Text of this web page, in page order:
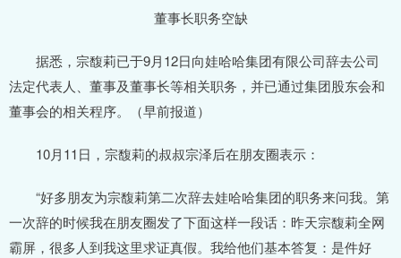
董事长职务空缺
据悉，宗馥莉已于9月12日向娃哈哈集团有限公司辞去公司
法定代表人、董事及董事长等相关职务，并已通过集团股东会和
董事会的相关程序。（早前报道）
10月11日，宗馥莉的叔叔宗泽后在朋友圈表示：
“好多朋友为宗馥莉第二次辞去娃哈哈集团的职务来问我。第
一次辞的时候我在朋友圈发了下面这样一段话：昨天宗馥莉全网
霸屏，很多人到我这里求证真假。我给他们基本答复：是件好